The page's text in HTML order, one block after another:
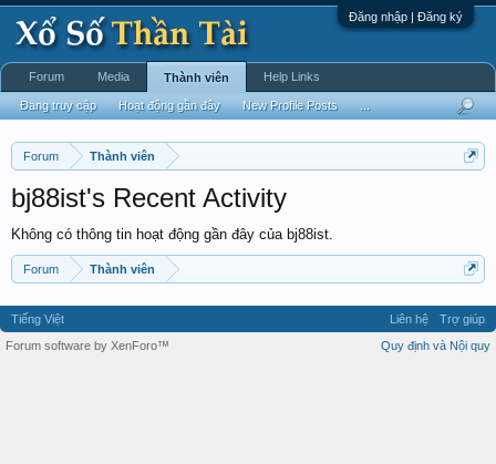
Đăng nhập | Đăng ký
Forum Thành viên
bj88ist's Recent Activity
Không có thông tin hoạt động gần đây của bj88ist.
Forum Thành viên
Forum Media Thành viên
Đang truy cập Hoạt động gần đây New Profile Posts
Help Links
Tiếng Việt Liên hệ
Trợ giúp
Quy định và Nội quy
Forum software by XenForo™